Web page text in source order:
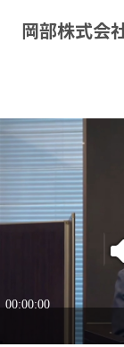
岡部株式会